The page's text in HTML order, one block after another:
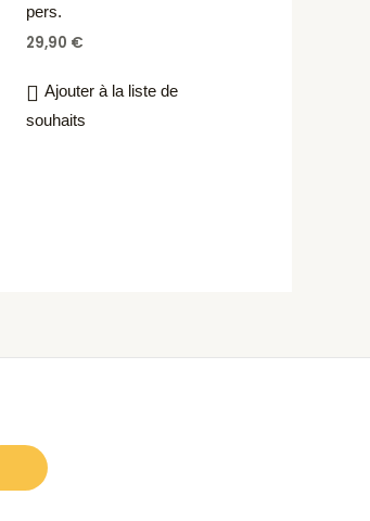
pers.
29,90 €
Ajouter à la liste de
souhaits